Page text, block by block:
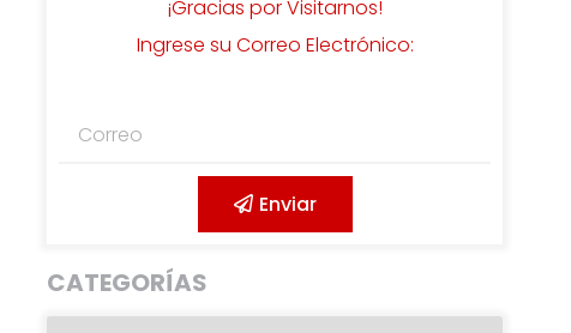
¡Gracias por Visitarnos!
Ingrese su Correo Electrónico:
Enviar
CATEGORÍAS